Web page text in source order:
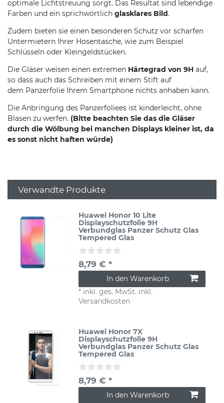
optimale Lichtstreuung sorgt. Das Resultat sind lebendige
Farben und ein sprichwörtlich glasklares Bild.
Zudem bieten sie einen besonderen Schutz vor scharfen
Untermietern Ihrer Hosentasche, wie zum Beispiel
Schlüsseln oder Kleingeldstücken.
Die Gläser weisen einen extremen Härtegrad von 9H auf,
so dass auch das Schreiben mit einem Stift auf
dem Panzerfolie Ihrem Smartphone nichts anhaben kann.
Die Anbringung des Panzerfoliees ist kinderleicht, ohne
Blasen zu werfen. (Bitte beachten Sie das die Gläser
durch die Wölbung bei manchen Displays kleiner ist, da
es sonst nicht haften würde)
Verwandte Produkte
Huawei Honor 10 Lite
Displayschutzfolie 9H
Verbundglas Panzer Schutz Glas
Tempered Glas
8,79 € *
In den Warenkorb
* inkl. ges. MwSt. inkl.
Versandkosten
Huawei Honor 7X
Displayschutzfolie 9H
Verbundglas Panzer Schutz Glas
Tempered Glas
8,79 € *
In den Warenkorb